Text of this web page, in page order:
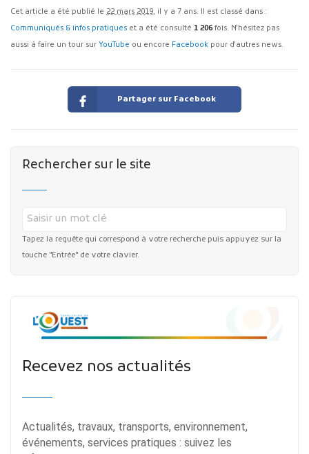
Cet article a été publié le 22 mars 2019, il y a 7 ans. Il est classé dans :
Communiqués & infos pratiques et a été consulté 1 206fois. N'hésitez pas
aussi à faire un tour sur YouTube ou encore Facebook pour d'autres news.
Partager sur Facebook
Rechercher sur le site
Tapez la requête qui correspond à votre recherche puis appuyez sur la
touche "Entrée" de votre clavier.
Recevez nos actualités
Actualités, travaux, transports, environnement,
événements, services pratiques : suivez les